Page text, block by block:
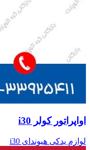
اواپراتور کولر i30
لوازم یدکی هیوندای i30